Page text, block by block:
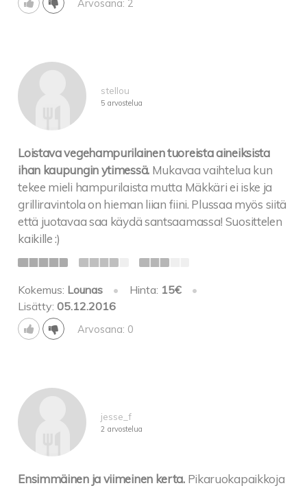
Arvosana: 2
stellou
5 arvostelua
Loistava vegehampurilainen tuoreista aineiksista
ihan kaupungin ytimessä. Mukavaa vaihtelua kun
tekee mieli hampurilaista mutta Mäkkäri ei iske ja
grilliravintola on hieman liian fiini. Plussaa myös siitä
että juotavaa saa käydä santsaamassa! Suosittelen
kaikille :)
Kokemus: Lounas • Hinta: 15€
•
Lisätty:05.12.2016
Arvosana: 0
jesse_f
2 arvostelua
Ensimmäinen ja viimeinen kerta. Pikaruokapaikkoja